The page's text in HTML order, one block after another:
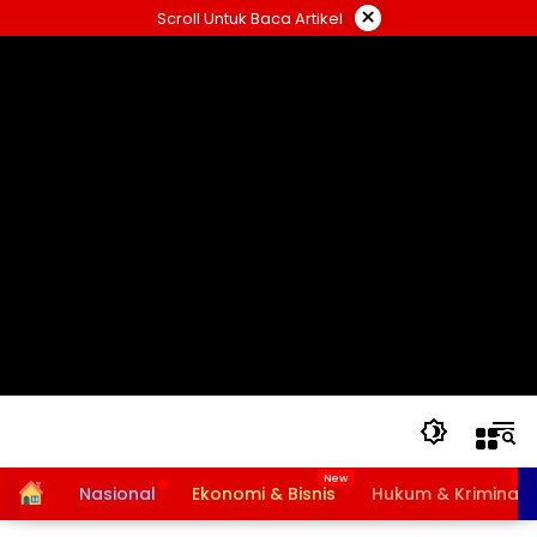
ke
Scroll Untuk Baca Artikel ×
HomeNasional Ekonomi & Bisnis Hukum & Kriminal
Bansos PKH dan BPNT